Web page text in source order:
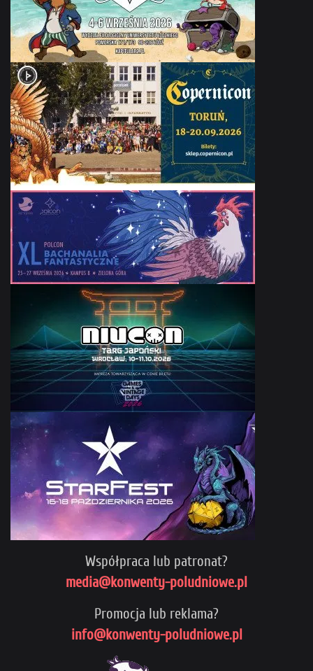
Współpraca lub patronat?
media@konwenty-poludniowe.pl
Promocja lub reklama?
info@konwenty-poludniowe.pl